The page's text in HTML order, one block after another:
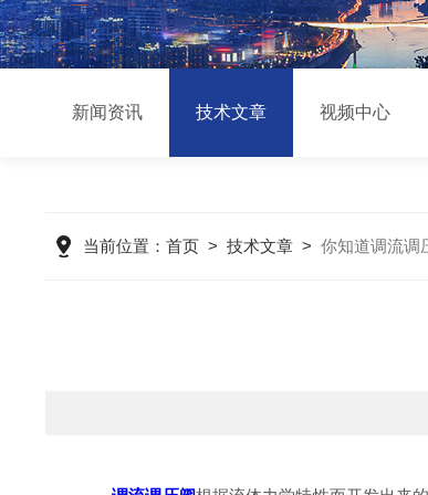
新闻资讯 技术文章 视频中心
当前位置： 首页> 技术文章> 你知道调流调